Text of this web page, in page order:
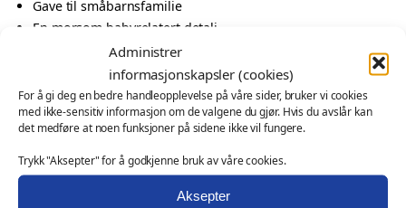
Administrer
informasjonskapsler (cookies)
For å gi deg en bedre handleopplevelse på våre sider, bruker vi cookies
med ikke-sensitiv informasjon om de valgene du gjør. Hvis du avslår kan
det medføre at noen funksjoner på sidene ikke vil fungere.
Trykk "Aksepter" for å godkjenne bruk av våre cookies.
Aksepter
–
K
k
k
y
D
u
Gave til småbarnsfamilie
En morsom babyrelatert detalj
Oppmerksomhet ved ny familieforøkelse
Samlerobjekt med tema
Også velegnet som
messeartikkel og kampanjeprodukt